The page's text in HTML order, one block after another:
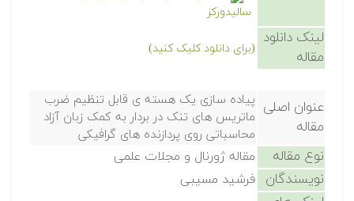
سالیدورکز
لینک دانلود
مقاله
(برای دانلود کلیک کنید)
عنوان اصلی
مقاله
پیاده سازی یک هسته ی قابل تنظیم ضرب
ماتریس های تنک در بردار به کمک زبان آزاد
محاسباتی روی پردازنده های گرافیکی
نوع مقاله مقاله ژورنال و مجلات علمی
نویسندگان فرشید مسیبی